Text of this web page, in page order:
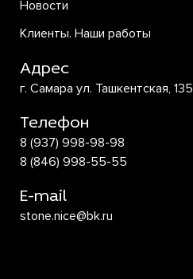
Новости
Клиенты. Наши работы
Адрес
г. Самара ул. Ташкентская, 135
Телефон
8 (937) 998-98-98
8 (846) 998-55-55
E-mail
stone.nice@bk.ru